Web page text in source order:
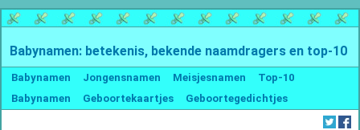
Babynamen: betekenis, bekende naamdragers en top-10
Babynamen Jongensnamen Meisjesnamen
Top-10
Babynamen
Geboortekaartjes Geboortegedichtjes